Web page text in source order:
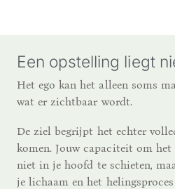
Een opstelling liegt
Het ego kan het alleen soms
wat er zichtbaar wordt.
De ziel begrijpt het echter
komen. Jouw capaciteit om
niet in je hoofd te schieten,
je lichaam en het